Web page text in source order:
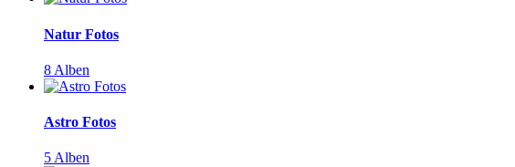
Natur Fotos
8 Alben
Astro Fotos
5 Alben